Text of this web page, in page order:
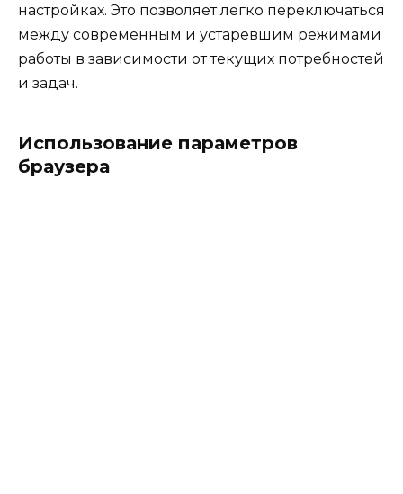
настройках. Это позволяет легко переключаться
между современным и устаревшим режимами
работы в зависимости от текущих потребностей
и задач.
Использование параметров
браузера